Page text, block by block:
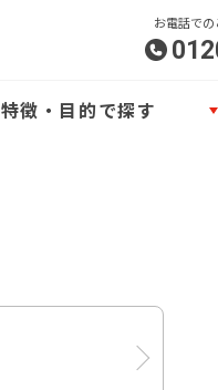
お電話で
特徴・目的で探す